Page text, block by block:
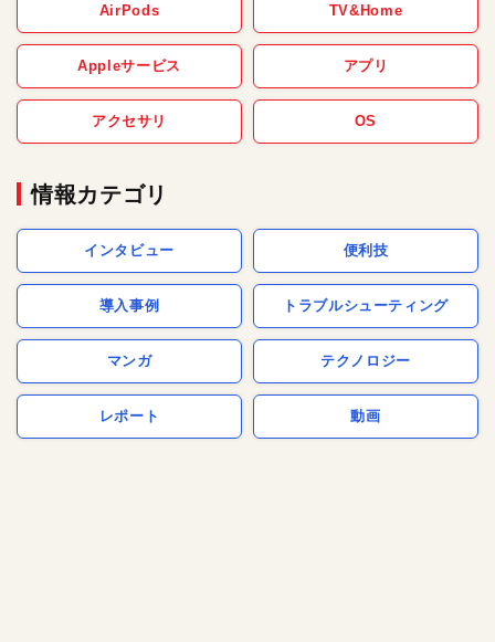
AirPods TV&Home
Appleサービス アプリ
アクセサリ OS
情報カテゴリ
インタビュー 便利技
導入事例 トラブルシューティング
マンガ テクノロジー
レポート 動画